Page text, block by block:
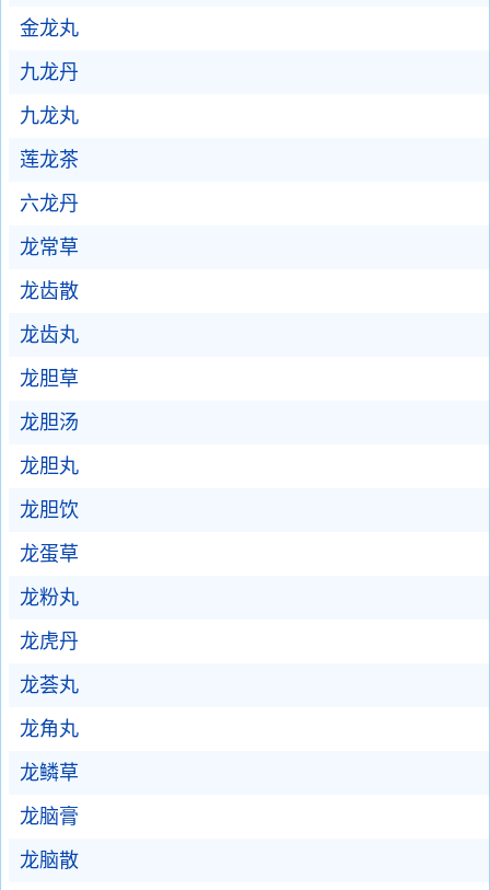
金龙丸
九龙丹
九龙丸
莲龙茶
六龙丹
龙常草
龙齿散
龙齿丸
龙胆草
龙胆汤
龙胆丸
龙胆饮
龙蛋草
龙粉丸
龙虎丹
龙荟丸
龙角丸
龙鳞草
龙脑膏
龙脑散